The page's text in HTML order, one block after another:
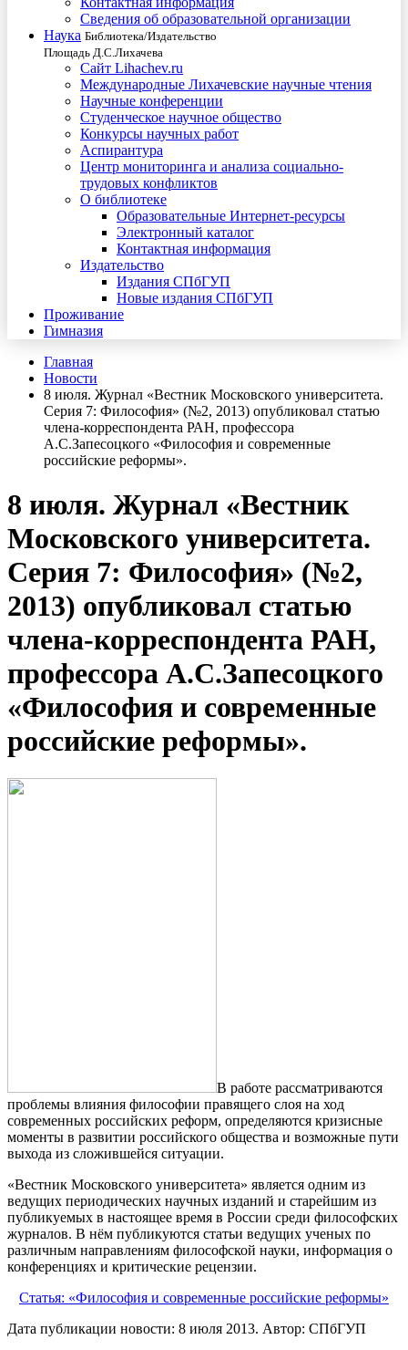
Сведения об образовательной организации
Наука Библиотека/Издательство
Площадь Д.С.Лихачева
Сайт Lihachev.ru
Международные Лихачевские научные чтения
Научные конференции
Студенческое научное общество
Конкурсы научных работ
Аспирантура
Центр мониторинга и анализа социально-
трудовых конфликтов
О библиотеке
Образовательные Интернет-ресурсы
Электронный каталог
Контактная информация
Издательство
Издания СПбГУП
Новые издания СПбГУП
Проживание
Гимназия
Главная
Новости
8 июля. Журнал «Вестник Московского университета.
Серия 7: Философия» (№2, 2013) опубликовал статью
члена-корреспондента РАН, профессора
А.С.Запесоцкого «Философия и современные
российские реформы».
8 июля. Журнал «Вестник
Московского университета.
Серия 7: Философия» (№2,
2013) опубликовал статью
члена-корреспондента РАН,
профессора А.С.Запесоцкого
«Философия и современные
российские реформы».
В работе рассматриваются
проблемы влияния философии правящего слоя на ход
современных российских реформ, определяются кризисные
моменты в развитии российского общества и возможные пути
выхода из сложившейся ситуации.
«Вестник Московского университета» является одним из
ведущих периодических научных изданий и старейшим из
публикуемых в настоящее время в России среди философских
журналов. В нём публикуются статьи ведущих ученых по
различным направлениям философской науки, информация о
конференциях и критические рецензии.
Статья: «Философия и современные российские реформы»
Дата публикации новости: 8 июля 2013. Автор: СПбГУП